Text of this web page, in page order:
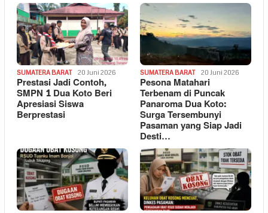
SUMATERA BARAT 20 Juni 2026
Prestasi Jadi Contoh,
SMPN 1 Dua Koto Beri
Apresiasi Siswa
Berprestasi
SUMATERA BARAT 20 Juni 2026
Pesona Matahari
Terbenam di Puncak
Panaroma Dua Koto:
Surga Tersembunyi
Pasaman yang Siap Jadi
Desti…